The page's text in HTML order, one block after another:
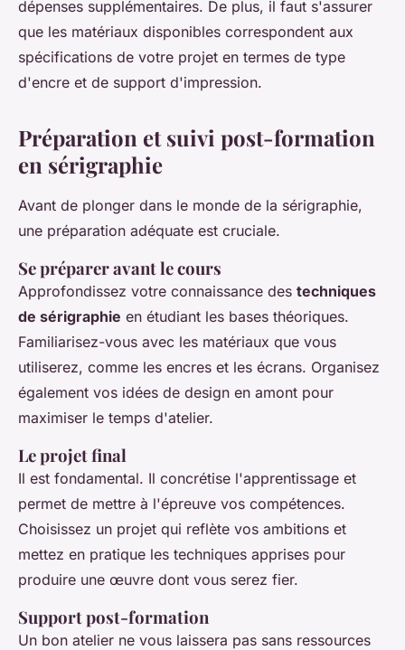
dépenses supplémentaires. De plus, il faut s'assurer
que les matériaux disponibles correspondent aux
spécifications de votre projet en termes de type
d'encre et de support d'impression.
Préparation et suivi post-formation
en sérigraphie
Avant de plonger dans le monde de la sérigraphie,
une préparation adéquate est cruciale.
Se préparer avant le cours
Approfondissez votre connaissance des techniques
de sérigraphie en étudiant les bases théoriques.
Familiarisez-vous avec les matériaux que vous
utiliserez, comme les encres et les écrans. Organisez
également vos idées de design en amont pour
maximiser le temps d'atelier.
Le projet final
Il est fondamental. Il concrétise l'apprentissage et
permet de mettre à l'épreuve vos compétences.
Choisissez un projet qui reflète vos ambitions et
mettez en pratique les techniques apprises pour
produire une œuvre dont vous serez fier.
Support post-formation
Un bon atelier ne vous laissera pas sans ressources